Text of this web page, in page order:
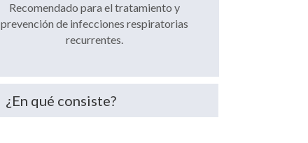
Recomendado para el tratamiento y
prevención de infecciones respiratorias
recurrentes.
¿En qué consiste?